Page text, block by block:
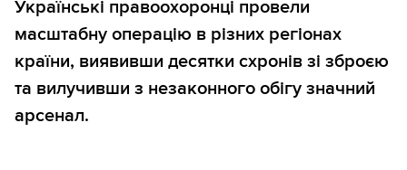
Українські правоохоронці провели
масштабну операцію в різних регіонах
країни, виявивши десятки схронів зі зброєю
та вилучивши з незаконного обігу значний
арсенал.